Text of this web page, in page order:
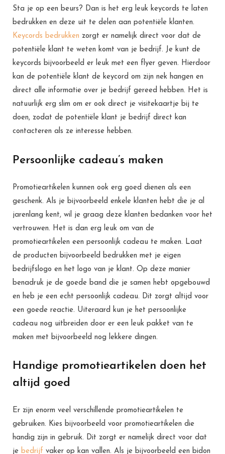
Sta je op een beurs? Dan is het erg leuk keycords te laten
bedrukken en deze uit te delen aan potentiële klanten.
Keycords bedrukken zorgt er namelijk direct voor dat de
potentiële klant te weten komt van je bedrijf. Je kunt de
keycords bijvoorbeeld er leuk met een flyer geven. Hierdoor
kan de potentiële klant de keycord om zijn nek hangen en
direct alle informatie over je bedrijf gereed hebben. Het is
natuurlijk erg slim om er ook direct je visitekaartje bij te
doen, zodat de potentiële klant je bedrijf direct kan
contacteren als ze interesse hebben.
Persoonlijke cadeau’s maken
Promotieartikelen kunnen ook erg goed dienen als een
geschenk. Als je bijvoorbeeld enkele klanten hebt die je al
jarenlang kent, wil je graag deze klanten bedanken voor het
vertrouwen. Het is dan erg leuk om van de
promotieartikelen een persoonlijk cadeau te maken. Laat
de producten bijvoorbeeld bedrukken met je eigen
bedrijfslogo en het logo van je klant. Op deze manier
benadruk je de goede band die je samen hebt opgebouwd
en heb je een echt persoonlijk cadeau. Dit zorgt altijd voor
een goede reactie. Uiteraard kun je het persoonlijke
cadeau nog uitbreiden door er een leuk pakket van te
maken met bijvoorbeeld nog lekkere dingen.
Handige promotieartikelen doen het
altijd goed
Er zijn enorm veel verschillende promotieartikelen te
gebruiken. Kies bijvoorbeeld voor promotieartikelen die
handig zijn in gebruik. Dit zorgt er namelijk direct voor dat
je bedrijf vaker op kan vallen. Als je bijvoorbeeld een bidon